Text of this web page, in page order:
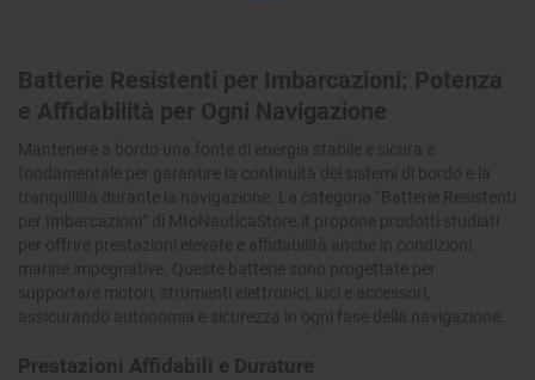
Batterie Resistenti per Imbarcazioni: Potenza
e Affidabilità per Ogni Navigazione
Mantenere a bordo una fonte di energia stabile e sicura è
fondamentale per garantire la continuità dei sistemi di bordo e la
tranquillità durante la navigazione. La categoria “Batterie Resistenti
per Imbarcazioni” di MtoNauticaStore.it propone prodotti studiati
per offrire prestazioni elevate e affidabilità anche in condizioni
marine impegnative. Queste batterie sono progettate per
supportare motori, strumenti elettronici, luci e accessori,
assicurando autonomia e sicurezza in ogni fase della navigazione.
Prestazioni Affidabili e Durature